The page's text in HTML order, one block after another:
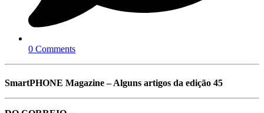
0 Comments
SmartPHONE Magazine – Alguns artigos da edição 45